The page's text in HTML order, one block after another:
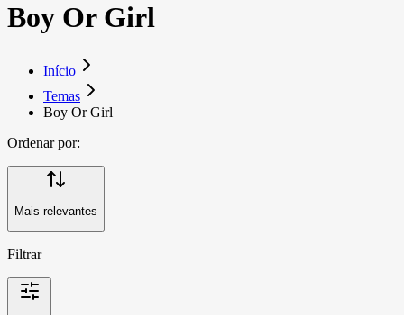
Boy Or Girl
Início
Temas
Boy Or Girl
Ordenar por:
Mais relevantes
Filtrar